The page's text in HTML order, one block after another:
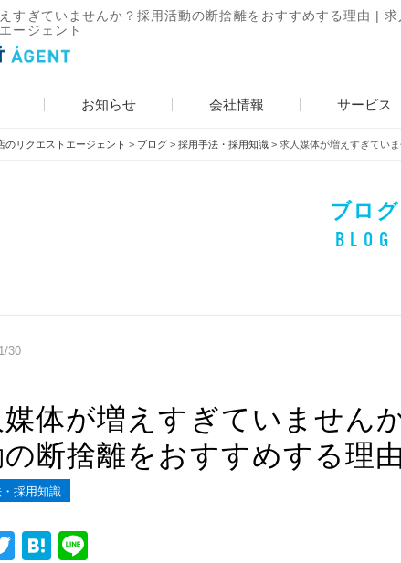
すぎていませんか？採用活動の断捨離をおすすめする理由 |
ージェント
お知らせ 会社情報 サービス
のリクエストエージェント > ブログ > 採用手法・採用知識 > 求人媒体が増えすぎてい
ブログ
BLOG
30
体が増えすぎていません
断捨離をおすすめする理由
採用知識
T
H